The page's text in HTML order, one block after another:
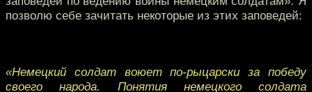
позволю себе зачитать некоторые из этих заповедей:
«Немецкий солдат воюет по-рыцарски за победу
своего народа. Понятия немецкого солдата